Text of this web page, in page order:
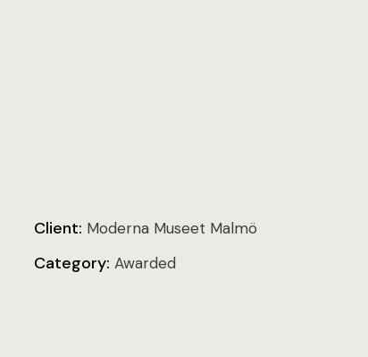
Client: Moderna Museet Malmö
Category: Awarded